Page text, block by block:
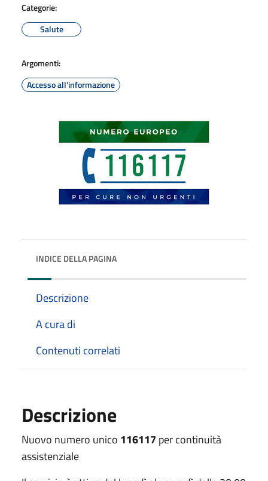
Categorie:
Salute
Argomenti:
Accesso all'informazione
INDICE DELLA PAGINA
Descrizione
A cura di
Contenuti correlati
Descrizione
Nuovo numero unico 116117 per continuità
assistenziale